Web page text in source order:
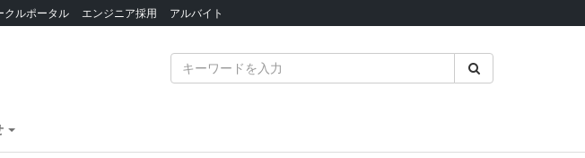
クルポータル エンジニア採用 アルバイト